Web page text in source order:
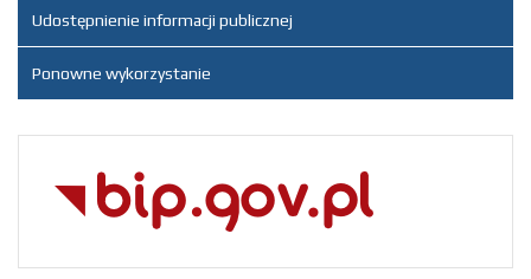
Udostępnienie informacji publicznej
Ponowne wykorzystanie